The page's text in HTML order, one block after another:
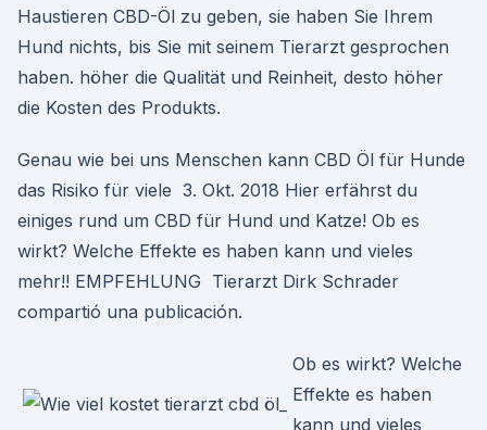
Haustieren CBD-Öl zu geben, sie haben Sie Ihrem
Hund nichts, bis Sie mit seinem Tierarzt gesprochen
haben. höher die Qualität und Reinheit, desto höher
die Kosten des Produkts.
Genau wie bei uns Menschen kann CBD Öl für Hunde
das Risiko für viele 3. Okt. 2018 Hier erfährst du
einiges rund um CBD für Hund und Katze! Ob es
wirkt? Welche Effekte es haben kann und vieles
mehr!! EMPFEHLUNG Tierarzt Dirk Schrader
compartió una publicación.
Ob es wirkt? Welche
Effekte es haben
kann und vieles